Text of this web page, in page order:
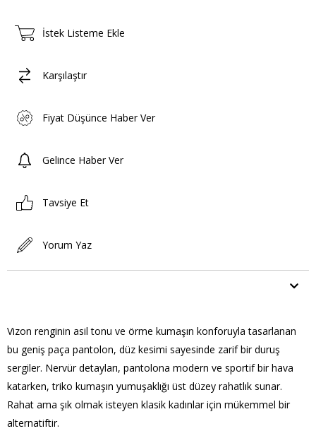
İstek Listeme Ekle
Karşılaştır
Fiyat Düşünce Haber Ver
Gelince Haber Ver
Tavsiye Et
Yorum Yaz
Vizon renginin asil tonu ve örme kumaşın konforuyla tasarlanan
bu geniş paça pantolon, düz kesimi sayesinde zarif bir duruş
sergiler. Nervür detayları, pantolona modern ve sportif bir hava
katarken, triko kumaşın yumuşaklığı üst düzey rahatlık sunar.
Rahat ama şık olmak isteyen klasik kadınlar için mükemmel bir
alternatiftir.